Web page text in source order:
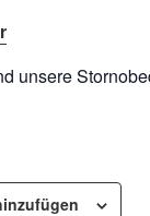
unsere